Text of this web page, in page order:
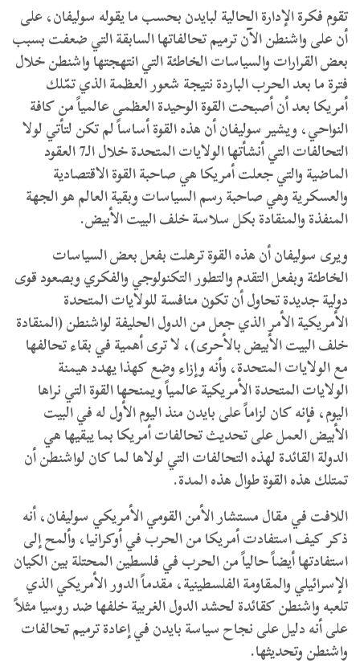
تقوم فكرة الإدارة الحالية لبايدن بحسب ما يقوله سوليفان، على
أن على واشنطن الآن ترميم تحالفاتها السابقة التي ضعفت بسبب
بعض القرارات والسياسات الخاطئة التي انتهجتها واشنطن خلال
فترة ما بعد الحرب الباردة نتيجة شعور العظمة الذي تمّلك
أمريكا بعد أن أصبحت القوة الوحيدة العظمى عالمياً من كافة
النواحي، ويشير سوليفان أن هذه القوة أساساً لم تكن لتأتي لولا
التحالفات التي أنشأتها الولايات المتحدة خلال الـ7 العقود
الماضية والتي جعلت أمريكا هي صاحبة القوة الاقتصادية
والعسكرية وهي صاحبة رسم السياسات وبقية العالم هو الجهة
المنفذة والمنقادة بكل سلاسة خلف البيت الأبيض.
ويرى سوليفان أن هذه القوة ترهلت بفعل بعض السياسات
الخاطئة وبفعل التقدم والتطور التكنولوجي والفكري وبصعود قوى
دولية جديدة تحاول أن تكون منافسة للولايات المتحدة
الأمريكية الأمر الذي جعل من الدول الحليفة لواشنطن (المنقادة
خلف البيت الأبيض بالأحرى)، لا ترى أهمية في بقاء تحالفها
مع الولايات المتحدة، وأنه وإزاء وضع كهذا يهدد هيمنة
الولايات المتحدة الأمريكية عالمياً ويمنحها القوة التي نراها
اليوم، فإنه كان لزاماً على بايدن منذ اليوم الأول له في البيت
الأبيض العمل على تحديث تحالفات أمريكا بما يبقيها هي
الدولة القائدة لهذه التحالفات التي لولاها لما كان لواشنطن أن
تمتلك هذه القوة طوال هذه المدة.
اللافت في مقال مستشار الأمن القومي الأمريكي سوليفان، أنه
ذكر كيف استفادت أمريكا من الحرب في أوكرانيا، وألمح إلى
استفادتها أيضاً حالياً من الحرب في فلسطين المحتلة بين الكيان
الإسرائيلي والمقاومة الفلسطينية، مقدماً الدور الأمريكي الذي
تلعبه واشنطن كقائدة لحشد الدول الغربية خلفها ضد روسيا مثلاً
على أنه دليل على نجاح سياسة بايدن في إعادة ترميم تحالفات
واشنطن وتحديثها.